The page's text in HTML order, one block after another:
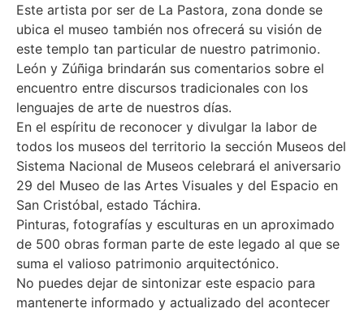
Este artista por ser de La Pastora, zona donde se
ubica el museo también nos ofrecerá su visión de
este templo tan particular de nuestro patrimonio.
León y Zúñiga brindarán sus comentarios sobre el
encuentro entre discursos tradicionales con los
lenguajes de arte de nuestros días.
En el espíritu de reconocer y divulgar la labor de
todos los museos del territorio la sección Museos del
Sistema Nacional de Museos celebrará el aniversario
29 del Museo de las Artes Visuales y del Espacio en
San Cristóbal, estado Táchira.
Pinturas, fotografías y esculturas en un aproximado
de 500 obras forman parte de este legado al que se
suma el valioso patrimonio arquitectónico.
No puedes dejar de sintonizar este espacio para
mantenerte informado y actualizado del acontecer